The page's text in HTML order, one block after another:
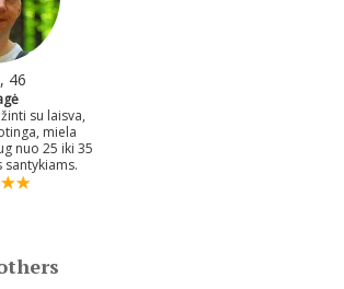
, 46
su laisva,
miela
nuo 25 iki 35
santykiams.